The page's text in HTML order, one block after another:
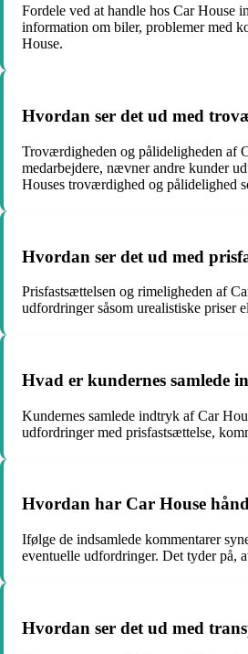
Fordele ved at handle hos Car House
information om biler, problemer med
House.
Hvordan ser det ud med
Troværdigheden og pålideligheden af
medarbejdere, nævner andre kunder
Houses troværdighed og pålidelighed
Hvordan ser det ud med
Prisfastsættelsen og rimeligheden af
udfordringer såsom urealistiske priser
Hvad er kundernes samlede
Kundernes samlede indtryk af Car
udfordringer med prisfastsættelse,
Hvordan har Car House
Ifølge de indsamlede kommentarer
eventuelle udfordringer. Det tyder på,
Hvordan ser det ud med